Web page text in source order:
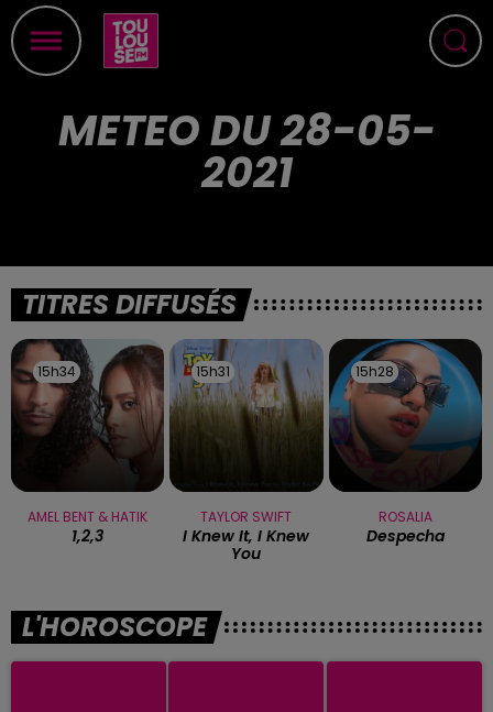
METEO DU 28-05-
2021
TITRES DIFFUSÉS
15h34
15h34
AMEL BENT & HATIK
1,2,3
15h31
15h31
TAYLOR SWIFT
I Knew It, I Knew
You
15h28
15h28
ROSALIA
Despecha
L'HOROSCOPE